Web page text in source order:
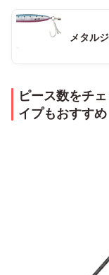
メタル
ピース数をチ
イプもおすすめ